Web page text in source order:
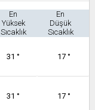
En
Yüksek
Sıcaklık
En
Düşük
Sıcaklık
31 ° 17 °
31 ° 17 °